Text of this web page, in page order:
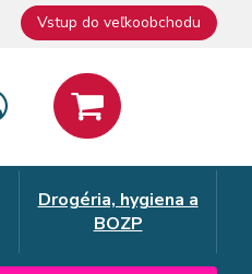
Vstup do veľkoobchodu
Drogéria, hygiena a
BOZP